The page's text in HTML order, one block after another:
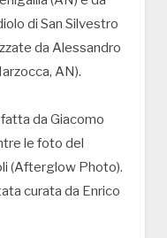
di San Silvestro
da Alessandro
AN).
da Giacomo
le foto del
(Afterglow Photo).
curata da Enrico